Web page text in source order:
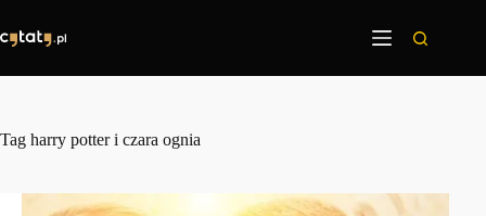
treści
Tag harry potter i czara ognia